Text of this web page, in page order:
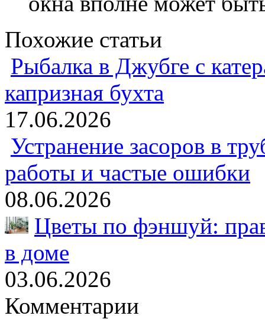
Похожие статьи
Рыбалка в Джубге с
капризная бухта
17.06.2026
Устранение засоров в
работы и частые ошибки
08.06.2026
Цветы по фэншуй:
в доме
03.06.2026
Комментарии